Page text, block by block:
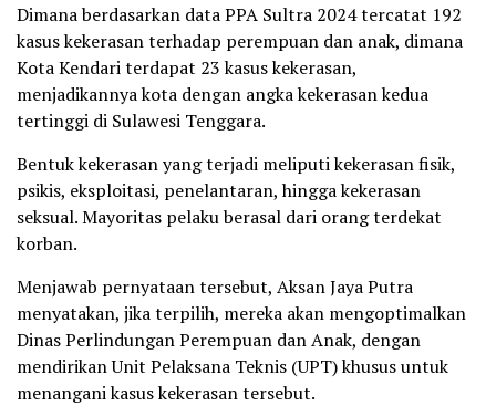
Dimana berdasarkan data PPA Sultra 2024 tercatat 192
kasus kekerasan terhadap perempuan dan anak, dimana
Kota Kendari terdapat 23 kasus kekerasan,
menjadikannya kota dengan angka kekerasan kedua
tertinggi di Sulawesi Tenggara.
Bentuk kekerasan yang terjadi meliputi kekerasan fisik,
psikis, eksploitasi, penelantaran, hingga kekerasan
seksual. Mayoritas pelaku berasal dari orang terdekat
korban.
Menjawab pernyataan tersebut, Aksan Jaya Putra
menyatakan, jika terpilih, mereka akan mengoptimalkan
Dinas Perlindungan Perempuan dan Anak, dengan
mendirikan Unit Pelaksana Teknis (UPT) khusus untuk
menangani kasus kekerasan tersebut.